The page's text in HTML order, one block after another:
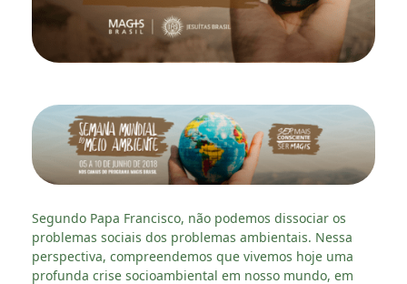
Segundo Papa Francisco, não podemos dissociar os
problemas sociais dos problemas ambientais. Nessa
perspectiva, compreendemos que vivemos hoje uma
profunda crise socioambiental em nosso mundo, em